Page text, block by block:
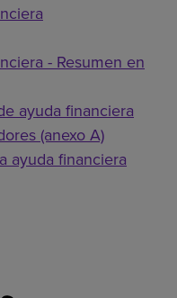
- Resumen en
ayuda financiera
(anexo A)
ayuda financiera